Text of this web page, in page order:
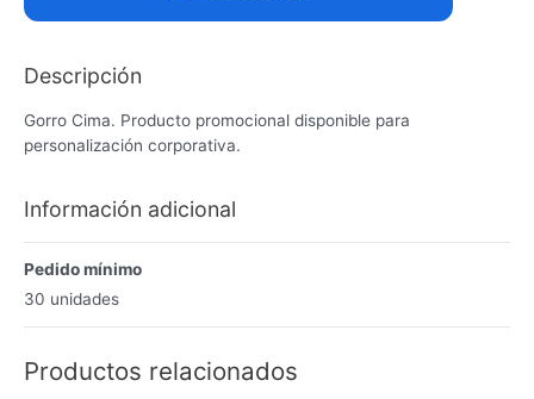
Descripción
Gorro Cima. Producto promocional disponible para
personalización corporativa.
Información adicional
Pedido mínimo
30 unidades
Productos relacionados